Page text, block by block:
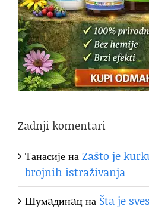
Zadnji komentari
ТанасијенаZašto je
brojnih istraživanja
Шумaдинaцна Šta je